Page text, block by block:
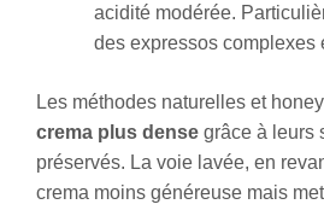
acidité modérée.
des expressos complexes
Les méthodes naturelles et honey
crema plus dense grâce à leurs
préservés. La voie lavée, en
crema moins généreuse mais